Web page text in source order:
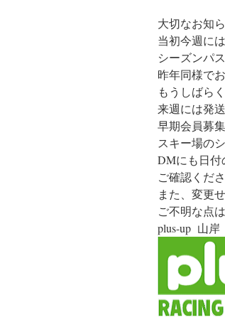
プ
大切なお知
当初今週に
シーズンパ
昨年同様で
もうしばら
来週には発
早期会員募
スキー場の
DMにも日付
ご確認くださ
また、変更
ご不明な点
plus-up 山岸